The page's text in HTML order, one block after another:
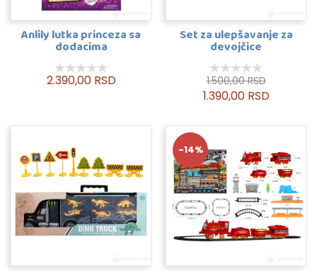
Anlily lutka princeza sa
dodacima
2.390,00 RSD
Set za ulepšavanje za
devojčice
1.500,00 RSD
1.390,00 RSD
-14%